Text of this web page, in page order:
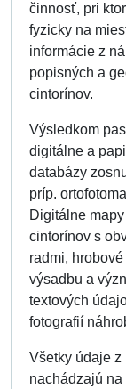
činnosť, pri
fyzicky na
informácie z
popisných a
cintorínov.
Výsledkom
digitálne a
databázy
príp.
Digitálne
cintorínov s
radmi,
výsadbu a
textových
fotografií
Všetky údaje z
nachádzajú